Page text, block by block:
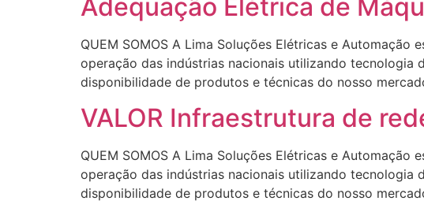
Adequação Elétrica de
QUEM SOMOS A Lima Soluções Elétricas e
operação das indústrias nacionais utilizando
disponibilidade de produtos e técnicas do nosso
VALOR Infraestrutura de
QUEM SOMOS A Lima Soluções Elétricas e
operação das indústrias nacionais utilizando
disponibilidade de produtos e técnicas do nosso